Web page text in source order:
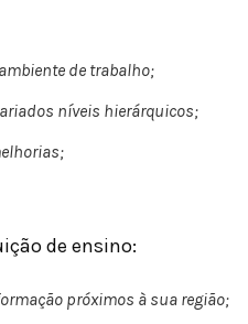
de trabalho;
níveis hierárquicos;
de ensino:
próximos à sua região;